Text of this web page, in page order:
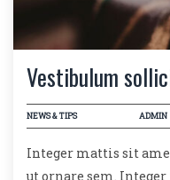
Vestibulum
NEWS & TIPS ADMIN
Integer mattis sit
ut ornare sem.